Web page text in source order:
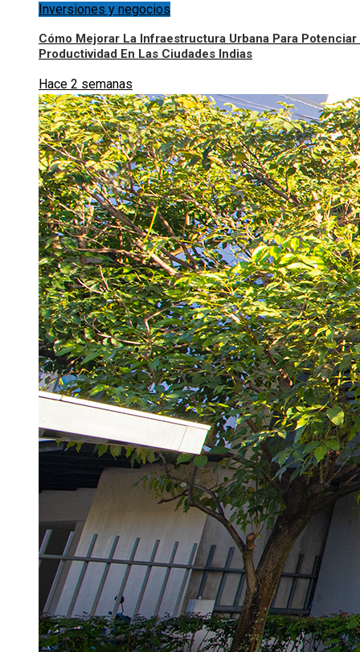
Inversiones y negocios
Cómo Mejorar La Infraestructura Urbana Para Potenciar
Productividad En Las Ciudades Indias
Hace 2 semanas